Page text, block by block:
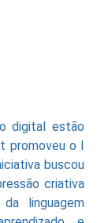
digital estão
promoveu o I
buscou
criativa
linguagem